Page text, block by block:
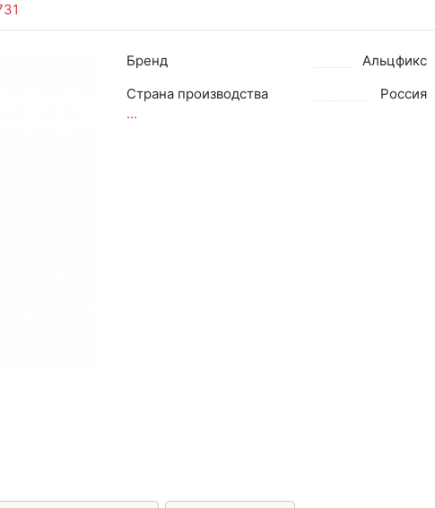
Бренд
Альцфикс
Страна производства
Россия
...